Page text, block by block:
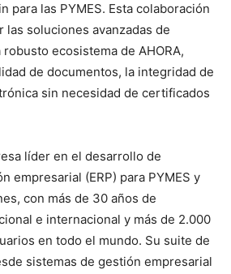
para las PYMES. Esta colaboración
las soluciones avanzadas de
ecosistema de AHORA,
de documentos, la integridad de
sin necesidad de certificados
líder en el desarrollo de
empresarial (ERP) para PYMES y
con más de 30 años de
e internacional y más de 2.000
en todo el mundo. Su suite de
sistemas de gestión empresarial